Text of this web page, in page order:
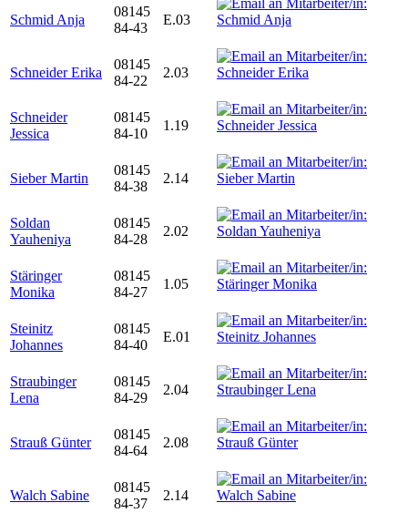
Schmid Anja
08145
84-43
E.03
Schneider Erika
08145
84-22
2.03
Schneider
Jessica
08145
84-10
1.19
Sieber Martin
08145
84-38
2.14
Soldan
Yauheniya
08145
84-28
2.02
Stäringer
Monika
08145
84-27
1.05
Steinitz
Johannes
08145
84-40
E.01
Straubinger
Lena
08145
84-29
2.04
Strauß Günter
08145
84-64
2.08
Walch Sabine
08145
84-37
2.14